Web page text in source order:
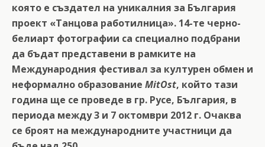
която е създател на уникалния за България
проект «Танцова работилница». 14-те черно-
белиарт фотографии са специално подбрани
да бъдат представени в рамките на
Международния фестивал за културен обмен и
неформално образование MitOst, който тази
година ще се проведе в гр. Русе, България, в
периода между 3 и 7 октомври 2012 г. Очаква
се броят на международните участници да